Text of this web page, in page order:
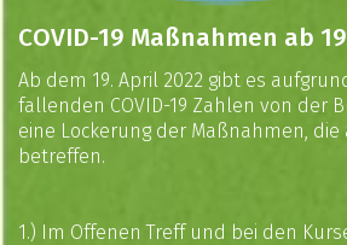
COVID-19 Maßnahmen ab
Ab dem 19. April 2022 gibt es
fallenden COVID-19 Zahlen von der
eine Lockerung der Maßnahmen, die
betreffen.
1.) Im Offenen Treff und bei den